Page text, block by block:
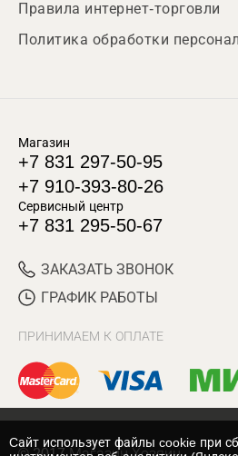
Правила интернет-торговли
Политика обработки
Магазин
+7 831 297-50-95
+7 910-393-80-26
Сервисный центр
+7 831 295-50-67
ЗАКАЗАТЬ ЗВОНОК
ГРАФИК РАБОТЫ
ПРИНИМАЕМ К ОПЛАТЕ
Cайт использует файлы cookie при